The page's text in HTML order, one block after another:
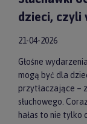
dzieci, czyli
21-04-2026
Głośne
mogą być dla
przytłaczające –
słuchowego.
hałas to nie